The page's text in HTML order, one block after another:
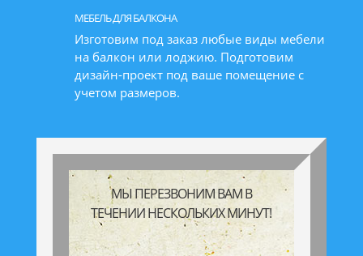
МЕБЕЛЬ ДЛЯ БАЛКОНА
Изготовим под заказ любые виды мебели
на балкон или лоджию. Подготовим
дизайн-проект под ваше помещение с
учетом размеров.
МЫ ПЕРЕЗВОНИМ ВАМ В
ТЕЧЕНИИ НЕСКОЛЬКИХ МИНУТ!